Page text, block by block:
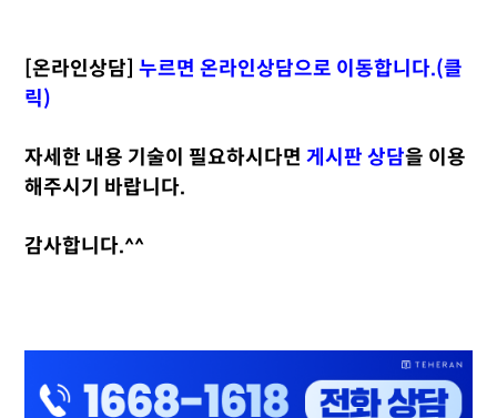
[온라인상담]누르면 온라인상담으로 이동합니다.(클
릭)
자세한 내용 기술이 필요하시다면게시판 상담을 이용
해주시기 바랍니다.
감사합니다.^^